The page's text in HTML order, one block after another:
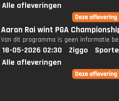
Alle afleveringen
Aaron Rai wint PGA
Van dit programma is geen informatie
18-05-2026 02:30 Ziggo
Alle afleveringen